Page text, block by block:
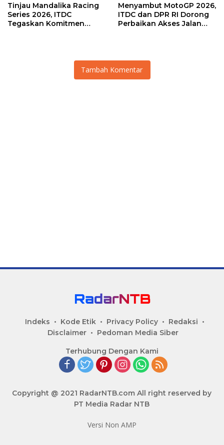
Tinjau Mandalika Racing
Series 2026, ITDC
Tegaskan Komitmen
Menyambut MotoGP 2026,
ITDC dan DPR RI Dorong
Perbaikan Akses Jalan
Tambah Komentar
Indeks Kode Etik Privacy Policy
Redaksi
Disclaimer
Pedoman Media Siber
Terhubung Dengan Kami
Copyright @ 2021 RadarNTB.com All right reserved by
PT Media Radar NTB
Versi Non AMP